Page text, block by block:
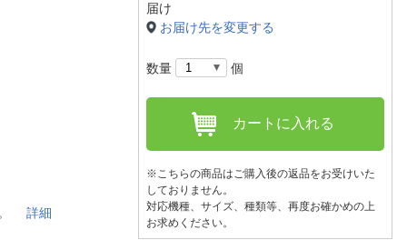
。詳細
届け
お届け先を変更する
数量 個
カートに入れる
※こちらの商品はご購入後の返品をお受けいた
しておりません。
対応機種、サイズ、種類等、再度お確かめの上
お求めください。